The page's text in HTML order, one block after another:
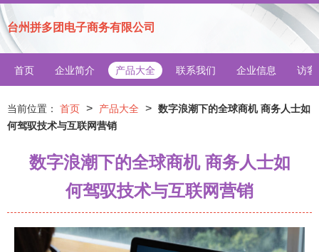
台州拼多团电子商务有限公司
首页 企业简介 产品大全 联系我们 企业信息 访客
当前位置： 首页 > 产品大全 > 数字浪潮下的全球商机 商务人士如
何驾驭技术与互联网营销
数字浪潮下的全球商机 商务人士如
何驾驭技术与互联网营销